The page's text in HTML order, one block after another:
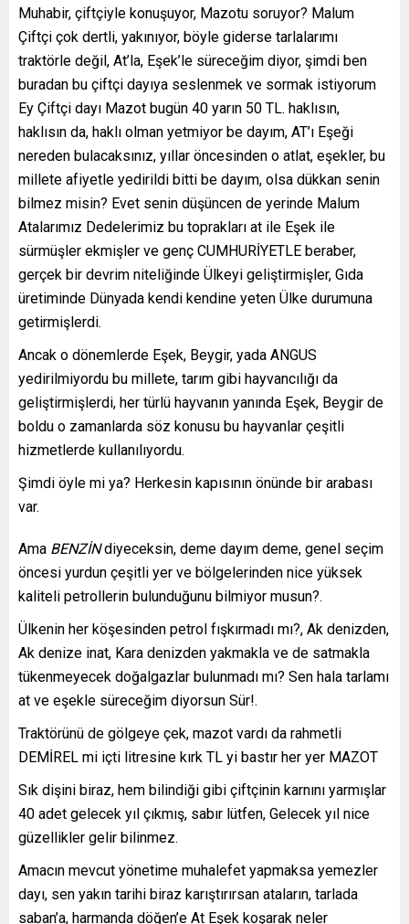
Muhabir, çiftçiyle konuşuyor, Mazotu soruyor? Malum
Çiftçi çok dertli, yakınıyor, böyle giderse tarlalarımı
traktörle değil, At’la, Eşek’le süreceğim diyor, şimdi ben
buradan bu çiftçi dayıya seslenmek ve sormak istiyorum
Ey Çiftçi dayı Mazot bugün 40 yarın 50 TL. haklısın,
haklısın da, haklı olman yetmiyor be dayım, AT’ı Eşeği
nereden bulacaksınız, yıllar öncesinden o atlat, eşekler, bu
millete afiyetle yedirildi bitti be dayım, olsa dükkan senin
bilmez misin? Evet senin düşüncen de yerinde Malum
Atalarımız Dedelerimiz bu toprakları at ile Eşek ile
sürmüşler ekmişler ve genç CUMHURİYETLE beraber,
gerçek bir devrim niteliğinde Ülkeyi geliştirmişler, Gıda
üretiminde Dünyada kendi kendine yeten Ülke durumuna
getirmişlerdi.
Ancak o dönemlerde Eşek, Beygir, yada ANGUS
yedirilmiyordu bu millete, tarım gibi hayvancılığı da
geliştirmişlerdi, her türlü hayvanın yanında Eşek, Beygir de
boldu o zamanlarda söz konusu bu hayvanlar çeşitli
hizmetlerde kullanılıyordu.
Şimdi öyle mi ya? Herkesin kapısının önünde bir arabası
var.
Ama BENZİNdiyeceksin, deme dayım deme, genel seçim
öncesi yurdun çeşitli yer ve bölgelerinden nice yüksek
kaliteli petrollerin bulunduğunu bilmiyor musun?.
Ülkenin her köşesinden petrol fışkırmadı mı?, Ak denizden,
Ak denize inat, Kara denizden yakmakla ve de satmakla
tükenmeyecek doğalgazlar bulunmadı mı? Sen hala tarlamı
at ve eşekle süreceğim diyorsun Sür!.
Traktörünü de gölgeye çek, mazot vardı da rahmetli
DEMİREL mi içti litresine kırk TL yi bastır her yer MAZOT
Sık dişini biraz, hem bilindiği gibi çiftçinin karnını yarmışlar
40 adet gelecek yıl çıkmış, sabır lütfen, Gelecek yıl nice
güzellikler gelir bilinmez.
Amacın mevcut yönetime muhalefet yapmaksa yemezler
dayı, sen yakın tarihi biraz karıştırırsan ataların, tarlada
saban’a, harmanda döğen’e At Eşek koşarak neler